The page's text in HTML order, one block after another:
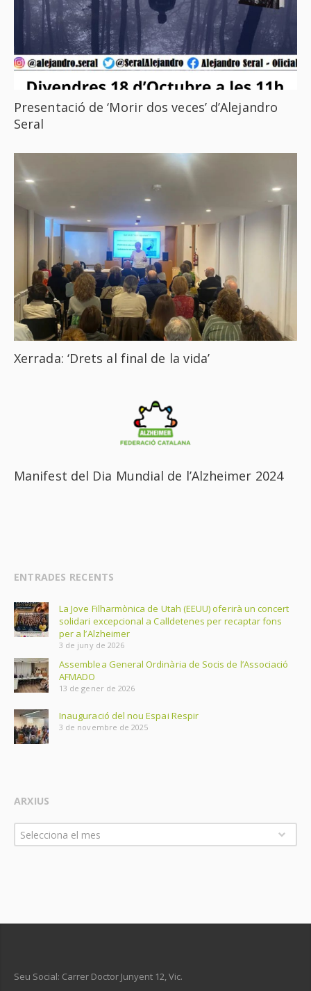
Presentació de ‘Morir dos veces’ d’Alejandro
Seral
Xerrada: ‘Drets al final de la vida’
Manifest del Dia Mundial de l’Alzheimer 2024
ENTRADES RECENTS
La Jove Filharmònica de Utah (EEUU) oferirà un concert
solidari excepcional a Calldetenes per recaptar fons
per a l’Alzheimer
3 de juny de 2026
Assemblea General Ordinària de Socis de l’Associació
AFMADO
13 de gener de 2026
Inauguració del nou Espai Respir
3 de novembre de 2025
ARXIUS
Arxius
Selecciona el mes
Seu Social: Carrer Doctor Junyent 12, Vic.